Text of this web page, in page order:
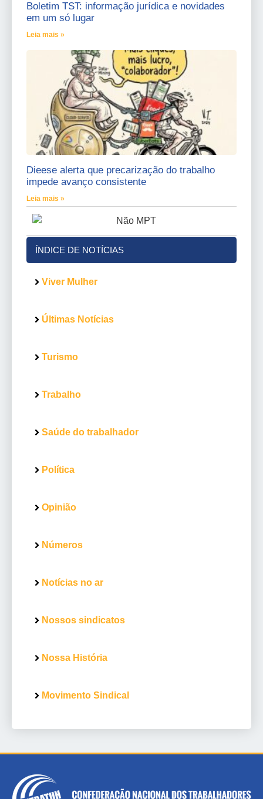
Boletim TST: informação jurídica e novidades
em um só lugar
Leia mais »
Dieese alerta que precarização do trabalho
impede avanço consistente
Leia mais »
ÍNDICE DE NOTÍCIAS
Viver Mulher
Últimas Notícias
Turismo
Trabalho
Saúde do trabalhador
Política
Opinião
Números
Notícias no ar
Nossos sindicatos
Nossa História
Movimento Sindical